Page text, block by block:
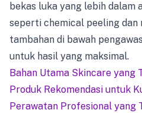
bekas luka yang lebih dalam
seperti chemical peeling dan
tambahan di bawah
untuk hasil yang maksimal.
Bahan Utama Skincare
Produk Rekomendasi untuk
Perawatan Profesional yang